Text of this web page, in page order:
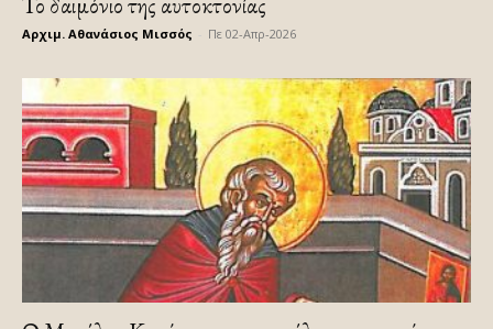
Αρχιμ. Αθανάσιος Μισσός Πε 02-Απρ-2026